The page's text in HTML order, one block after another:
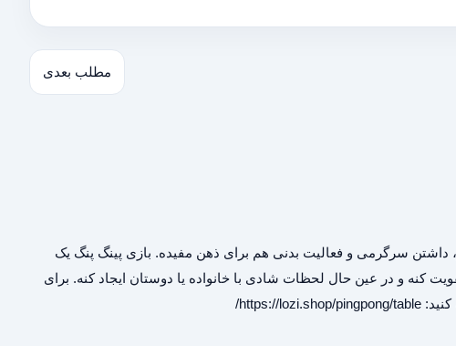
مطلب بعدی
داشتن سرگرمی و فعالیت بدنی هم برای ذهن مفیده. بازی پینگ پنگ یک
و در عین حال لحظات شادی با خانواده یا دوستان ایجاد کنه. برای
https://lozi.shop/pingpong/table/